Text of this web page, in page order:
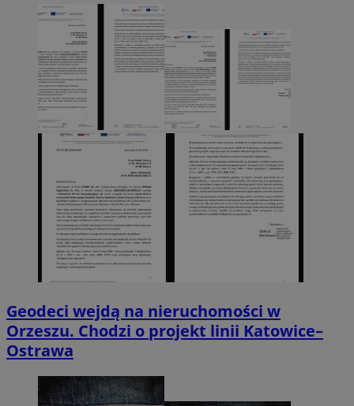
Geodeci wejdą na nieruchomości w
Orzeszu. Chodzi o projekt linii Katowice–
Ostrawa